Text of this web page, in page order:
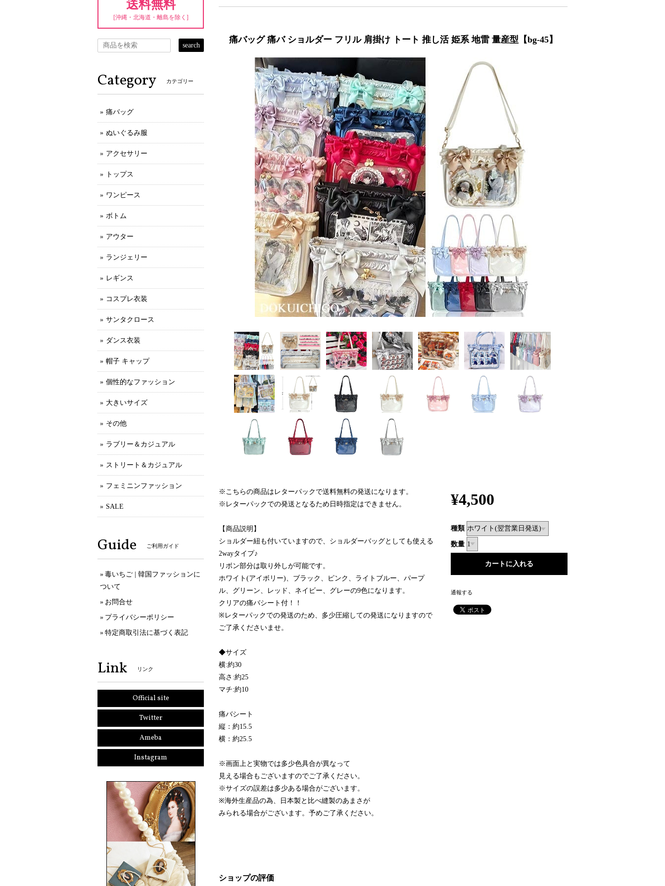
痛バッグ 痛バ ショルダー フリル 肩掛け トート 推し活 姫系 地雷 量産型【bg-45】
※こちらの商品はレターパックで送料無料の発送になります。
※レターパックでの発送となるため日時指定はできません。
【商品説明】
ショルダー紐も付いていますので、ショルダーバッグとしても使える
2wayタイプ♪
リボン部分は取り外しが可能です。
ホワイト(アイボリー)、ブラック、ピンク、ライトブルー、パープ
ル、グリーン、レッド、ネイビー、グレーの9色になります。
クリアの痛バシート付！！
※レターパックでの発送のため、多少圧縮しての発送になりますので
ご了承くださいませ。
◆サイズ
横:約30
高さ:約25
マチ:約10
痛バシート
縦：約15.5
横：約25.5
※画面上と実物では多少色具合が異なって
見える場合もございますのでご了承ください。
※サイズの誤差は多少ある場合がございます。
※海外生産品の為、日本製と比べ縫製のあまさが
みられる場合がございます。予めご了承ください。
¥4,500
種類
数量
通報する
ショップの評価
送料無料
[沖縄・北海道・離島を除く]
search
Category カテゴリー
痛バッグ
ぬいぐるみ服
アクセサリー
トップス
ワンピース
ボトム
アウター
ランジェリー
レギンス
コスプレ衣装
サンタクロース
ダンス衣装
帽子 キャップ
個性的なファッション
大きいサイズ
その他
ラブリー＆カジュアル
ストリート＆カジュアル
フェミニンファッション
SALE
Guide ご利用ガイド
毒いちご | 韓国ファッションに
ついて
お問合せ
プライバシーポリシー
特定商取引法に基づく表記
Link リンク
Official site
Twitter
Ameba
Instagram